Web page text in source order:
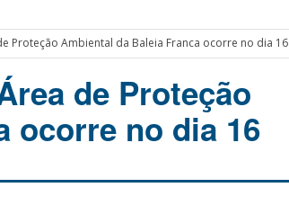
Proteção Ambiental da Baleia Franca ocorre no dia 16
de Proteção
ocorre no dia 16